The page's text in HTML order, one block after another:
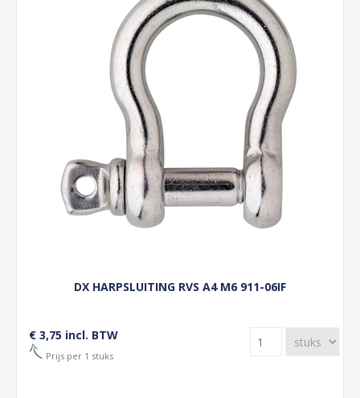
DX HARPSLUITING RVS A4 M6 911-06IF
€ 3,75 incl. BTW
Prijs per 1 stuks